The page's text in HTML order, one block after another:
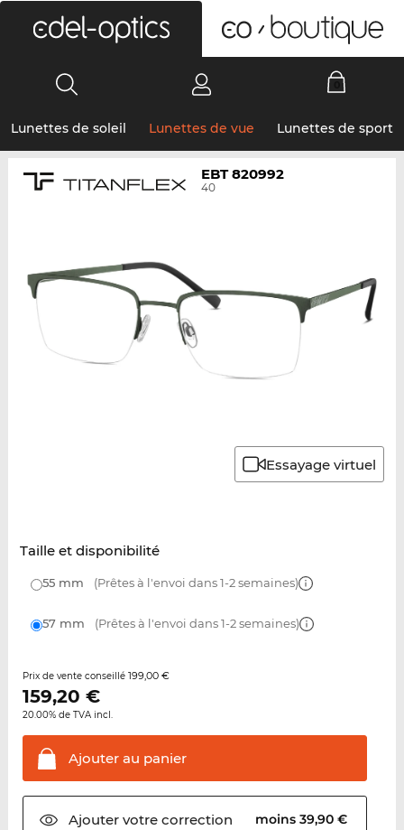
Lunettes de soleil Lunettes de vue Lunettes de sport
EBT 820992
40
Essayage virtuel
Taille et disponibilité
55 mm (Prêtes à l'envoi dans 1-2 semaines)
57 mm (Prêtes à l'envoi dans 1-2 semaines)
Prix de vente conseillé 199,00 €
159,20 €
20.00% de TVA incl.
Ajouter au panier
Ajouter votrecorrection moins 39,90 €